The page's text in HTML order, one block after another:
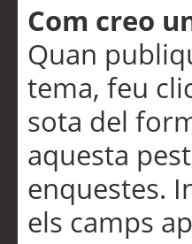
Com creo
Quan
tema, feu
sota del
aquesta
enquestes.
els camps